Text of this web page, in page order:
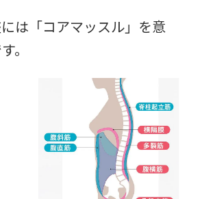
は「コアマッスル」を意
。